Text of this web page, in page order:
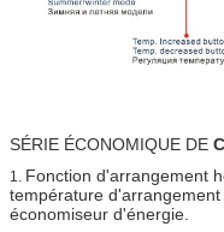
SÉRIE ÉCONOMIQUE DE C
1. Fonction d'arrangement
température
économiseur d'énergie.